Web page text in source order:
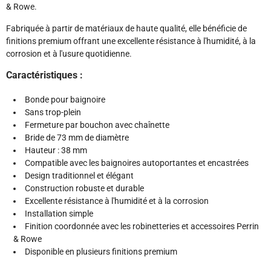
& Rowe.
Fabriquée à partir de matériaux de haute qualité, elle bénéficie de
finitions premium offrant une excellente résistance à l'humidité, à la
corrosion et à l'usure quotidienne.
Caractéristiques :
Bonde pour baignoire
Sans trop-plein
Fermeture par bouchon avec chaînette
Bride de 73 mm de diamètre
Hauteur : 38 mm
Compatible avec les baignoires autoportantes et encastrées
Design traditionnel et élégant
Construction robuste et durable
Excellente résistance à l'humidité et à la corrosion
Installation simple
Finition coordonnée avec les robinetteries et accessoires Perrin
& Rowe
Disponible en plusieurs finitions premium